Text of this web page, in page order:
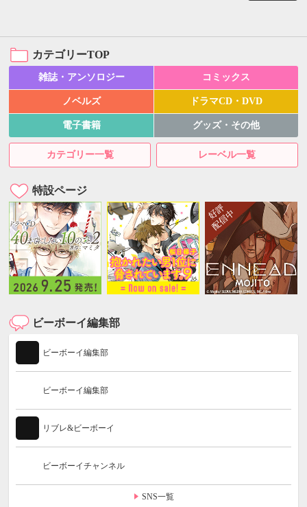
カテゴリーTOP
雑誌・アンソロジー コミックス
ノベルズ ドラマCD・DVD
電子書籍 グッズ・その他
カテゴリー一覧 レーベル一覧
特設ページ
ビーボーイ編集部
ビーボーイ編集部
ビーボーイ編集部
リブレ&ビーボーイ
ビーボーイチャンネル
SNS一覧